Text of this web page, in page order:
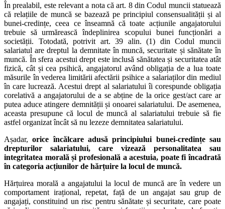
În prealabil, este relevant a nota că art. 8 din Codul muncii statuează
că relațiile de muncă se bazează pe principiul consensualității și al
bunei-credințe, ceea ce înseamnă că toate acțiunile angajatorului
trebuie să urmărească îndeplinirea scopului bunei funcționări a
societății. Totodată, potrivit art. 39 alin. (1) din Codul muncii
salariatul are dreptul la demnitate în muncă, securitate și sănătate în
muncă. În sfera acestui drept este inclusă sănătatea și securitatea atât
fizică, cât și cea psihică, angajatorul având obligația de a lua toate
măsurile în vederea limitării afectării psihice a salariaților din mediul
în care lucrează. Acestui drept al salariatului îi corespunde obligația
corelativă a angajatorului de a se abține de la orice gest/act care ar
putea aduce atingere demnității și onoarei salariatului. De asemenea,
aceasta presupune că locul de muncă al salariatului trebuie să fie
astfel organizat încât să nu lezeze demnitatea salariatului.
Așadar,orice încălcare adusă principiului bunei-credințe sau
drepturilor salariatului, care vizează personalitatea sau
integritatea morală și profesională a acestuia, poate fi încadrată
în categoria acțiunilor de hărțuire la locul de muncă.
Hărțuirea morală a angajatului la locul de muncă are în vedere un
comportament irațional, repetat, față de un angajat sau grup de
angajați, constituind un risc pentru sănătate și securitate, care poate